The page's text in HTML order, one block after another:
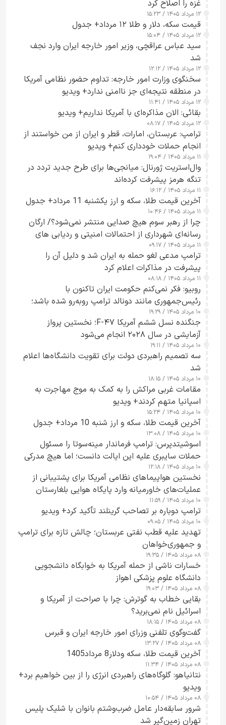
غزه را اصلاح کرد
۱۲ مرداد ۱۴۰۵ / ۱۵:۲۳
قیمت سکه، دلار و طلا ۱۲ مرداد+ جدول
۱۲ مرداد ۱۴۰۵ / ۱۵:۰۴
سید عباس عراقچی، وزیر امور خارجه ایران وارد نجف
شد
۱۲ مرداد ۱۴۰۵ / ۱۲:۱۲
سخنگوی وزارت امور خارجه: تداوم حضور نظامی آمریکا
در منطقه نتیجه‌ای جز ناامنی ندارد+ ویدیو
۱۲ مرداد ۱۴۰۵ / ۱۱:۴۱
بقائی: الان مذاکره‌ای با آمریکا نداریم+ ویدیو
۱۲ مرداد ۱۴۰۵ / ۰۸:۱۷
ترامپ: عربستان، امارات، قطر و ایران از من خواستند از
انجام حملات خودداری کنم+ ویدیو
۱۱ مرداد ۱۴۰۵ / ۱۹:۰۴
وال‌استریت ژورنال: میانجی‌ها برای طرح جدید تردد در
تنگه هرمز پیشرفت کرده‌اند
۱۱ مرداد ۱۴۰۵ / ۱۶:۱۲
آخرین قیمت طلا، سکه و ارز یکشنبه 11 مرداد+ جدول
۱۱ مرداد ۱۴۰۵ / ۱۰:۴۶
چرا از رهبر سوم هیچ صدایی منتشر نمی‌شود؟/ ارگان
رسانه‌ای شهرداری از احتمالات امنیتی و ردیابی های
جاسوسی گفت
۱۱ مرداد ۱۴۰۵ / ۰۹:۱۷
ترامپ مدعی لغو حمله به ایران شد و دلیل آن را
پیشرفت در مذاکرات اعلام کرد
۱۱ مرداد ۱۴۰۵ / ۰۸:۱۸
روبیو: فکر نمی‌کنم حکومت ایران تاکنون با
رئیس‌جمهوری مانند دونالد ترامپ روبه‌رو شده باشد؛
کسی که واقعاً دست به اقدام می‌زند
۱۰ مرداد ۱۴۰۵ / ۱۹:۲۹
جنگنده نسل ششم آمریکا F-۴۷؛ نخستین پرواز
آزمایشی در سال ۲۰۲۸ انجام می‌شود
۱۰ مرداد ۱۴۰۵ / ۱۹:۱۱
سه تصمیم راهبردی دولت برای تقویت دانشگاه‌ها اعلام
شد
۱۰ مرداد ۱۴۰۵ / ۱۸:۱۵
مقامات غربی مراکش را به کمک به موج مهاجرت به
اسپانیا متهم کردند+ ویدیو
۱۰ مرداد ۱۴۰۵ / ۱۵:۲۴
آخرین قیمت طلا، سکه و ارز شنبه 10 مرداد+ جدول
۱۰ مرداد ۱۴۰۵ / ۱۳:۰۸
اسوشیتدپرس: ترامپ فرماندار مینه‌سوتا را مسئول
حملات سایبری علیه این ایالت دانست؛ اما هیچ مدرکی
ارائه نکرد
۱۰ مرداد ۱۴۰۵ / ۱۲:۱۸
نخستین هواپیماهای نظامی آمریکا برای پشتیبانی از
عملیات‌های خاورمیانه وارد پایگاه هوایی بلغارستان
شدند
۱۰ مرداد ۱۴۰۵ / ۱۱:۵۹
ترامپ دوباره بر تصاحب گرینلند تأکید کرد+ ویدیو
۱۰ مرداد ۱۴۰۵ / ۰۹:۰۵
تهدید علیه قطب نفتی عربستان؛ چالش تازه برای ترامپ
و جمهوری‌خواهان
۰۸ مرداد ۱۴۰۵ / ۱۹:۳۵
خسارات ناشی از حمله آمریکا به خوابگاه دانشجویی
دانشگاه علوم پزشکی اهواز
۰۸ مرداد ۱۴۰۵ / ۱۹:۰۳
بقایی خطاب به گوترش: چرا با صراحت از آمریکا و
اسرائیل نام نمی‌برید؟
۰۸ مرداد ۱۴۰۵ / ۱۸:۱۵
گفت‌وگوی تلفنی وزرای امور خارجه ایران و قبرس
۰۸ مرداد ۱۴۰۵ / ۱۳:۲۷
آخرین قیمت طلا، سکه ودلار8 مرداد1405
۰۸ مرداد ۱۴۰۵ / ۱۱:۳۴
نتانیاهو: گلوگاه‌های راهبردی انرژی را از بین خواهیم برد+
ویدیو
۰۸ مرداد ۱۴۰۵ / ۱۰:۵۴
شرور سابقه‌دار عامل ضرب‌وشتم بانوان با شلیک پلیس
تهران زمین‌گیر شد